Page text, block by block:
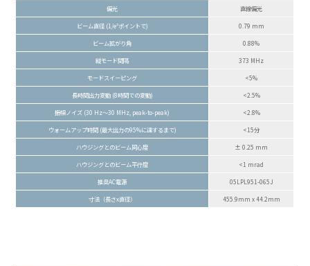
偏光 直線偏光
ビーム直径 (1/e²ポイントで) 0.79 mm
ビーム拡がり角 0.88%
縦モード間隔 373 MHz
モードスイーピング <5%
長時間出力変動 (8時間での変動) <2.5%
振幅ノイズ (30 Hz～30 MHz, peak-to-peak) <2.8%
ウォームアップ時間 (最大出力の95%に達するまで) <15分
ハウジングとのビーム同心度 ± 0.25 mm
ハウジングとのビーム平行度 <1 mrad
推奨AC電源 05LPL951-065J
寸法（長さx直径） 455.9mm x 44.2mm